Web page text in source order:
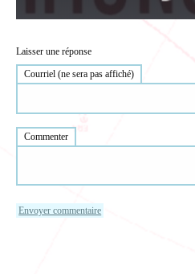
Laisser une réponse
Courriel (ne sera pas affiché)
Commenter